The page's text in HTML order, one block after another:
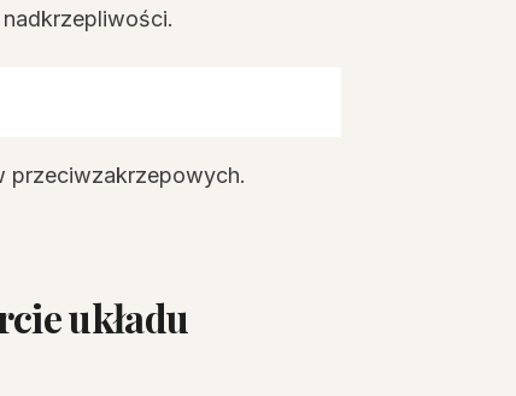
przeciwzakrzepowych.
układu